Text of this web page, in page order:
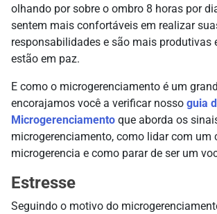
olhando por sobre o ombro 8 horas por
sentem mais confortáveis em realizar
responsabilidades e são mais produtivas
estão em paz.
E como o microgerenciamento é um
encorajamos você a verificar nosso guia
Microgerenciamento que aborda os
microgerenciamento, como lidar com um
microgerencia e como parar de ser um
Estresse
Seguindo o motivo do